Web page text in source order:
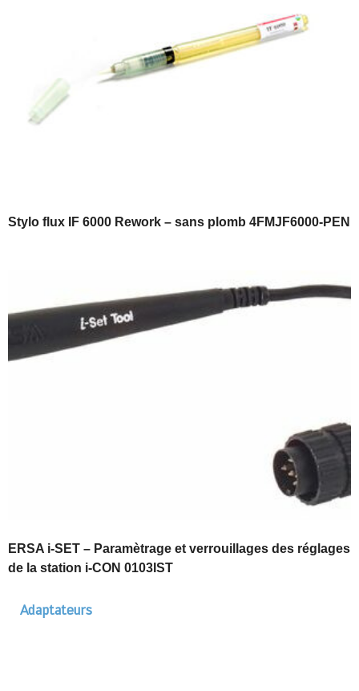
Stylo flux IF 6000 Rework – sans plomb 4FMJF6000-PEN
ERSA i-SET – Paramètrage et verrouillages des réglages
de la station i-CON 0103IST
Adaptateurs